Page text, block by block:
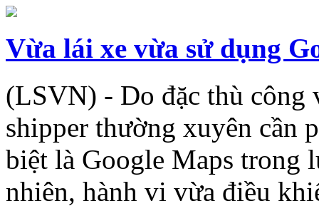
Vừa lái xe vừa sử dụng
(LSVN) - Do đặc thù công
shipper thường xuyên cần
biệt là Google Maps trong
nhiên, hành vi vừa điều